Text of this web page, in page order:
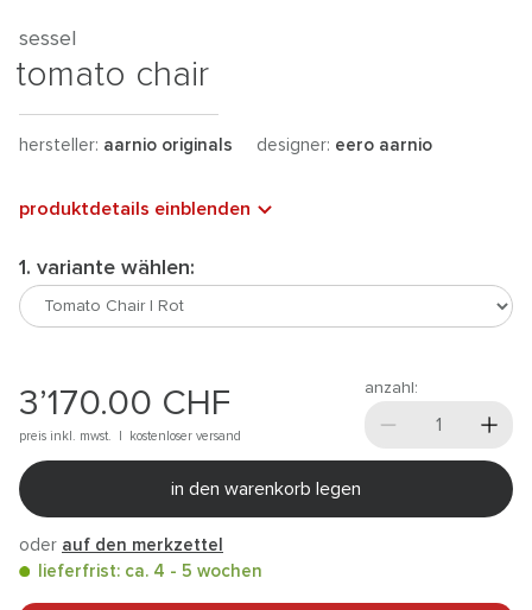
sessel
tomato chair
hersteller: aarnio originals designer: eero aarnio
produktdetails einblenden
1. variante wählen:
3’170.00 CHF
preis inkl. mwst. | kostenloser versand
anzahl:
in den warenkorb legen
oder auf den merkzettel
lieferfrist: ca. 4 - 5 wochen